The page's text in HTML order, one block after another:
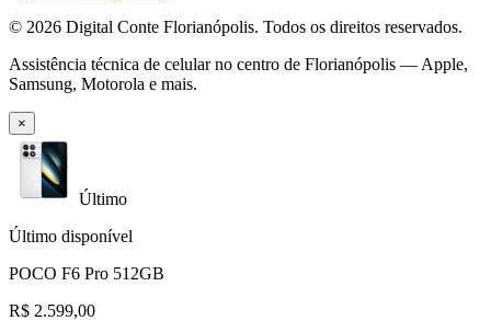
© 2026 Digital Conte Florianópolis. Todos os direitos reservados.
Assistência técnica de celular no centro de Florianópolis — Apple,
Samsung, Motorola e mais.
×
Último
Último disponível
POCO F6 Pro 512GB
R$ 2.599,00